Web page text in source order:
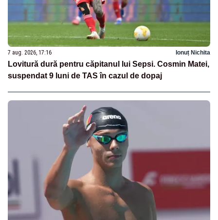
7 aug. 2026, 17:16 Ionuț Nichita
Lovitură dură pentru căpitanul lui Sepsi. Cosmin Matei,
suspendat 9 luni de TAS în cazul de dopaj